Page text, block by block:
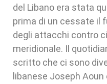
del Libano era stata
prima di un cessate il
degli attacchi contro
meridionale. Il
scritto che ci sono
libanese Joseph